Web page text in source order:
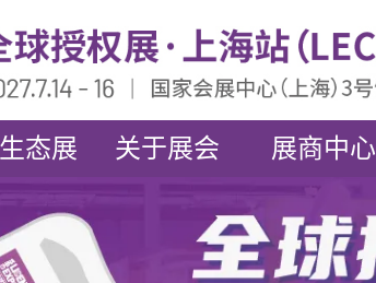
态展 关于展会 展商中心